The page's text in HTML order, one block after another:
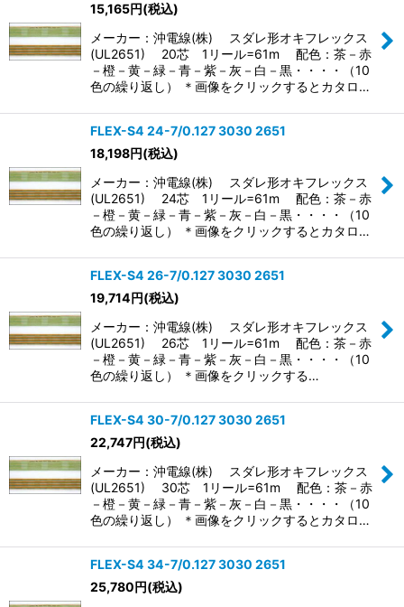
15,165円(税込)
メーカー：沖電線(株) スダレ形オキフレックス
(UL2651) 20芯 1リール=61m 配色：茶－赤
－橙－黄－緑－青－紫－灰－白－黒・・・・（10
色の繰り返し） ＊画像をクリックするとカタロ…
FLEX-S4 24-7/0.127 3030 2651
18,198円(税込)
メーカー：沖電線(株) スダレ形オキフレックス
(UL2651) 24芯 1リール=61m 配色：茶－赤
－橙－黄－緑－青－紫－灰－白－黒・・・・（10
色の繰り返し） ＊画像をクリックするとカタロ…
FLEX-S4 26-7/0.127 3030 2651
19,714円(税込)
メーカー：沖電線(株) スダレ形オキフレックス
(UL2651) 26芯 1リール=61m 配色：茶－赤
－橙－黄－緑－青－紫－灰－白－黒・・・・（10
色の繰り返し） ＊画像をクリックする…
FLEX-S4 30-7/0.127 3030 2651
22,747円(税込)
メーカー：沖電線(株) スダレ形オキフレックス
(UL2651) 30芯 1リール=61m 配色：茶－赤
－橙－黄－緑－青－紫－灰－白－黒・・・・（10
色の繰り返し） ＊画像をクリックするとカタロ…
FLEX-S4 34-7/0.127 3030 2651
25,780円(税込)